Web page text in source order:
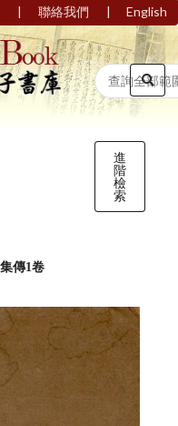
| 聯絡我們 | English
進
階
檢
索
傳1卷